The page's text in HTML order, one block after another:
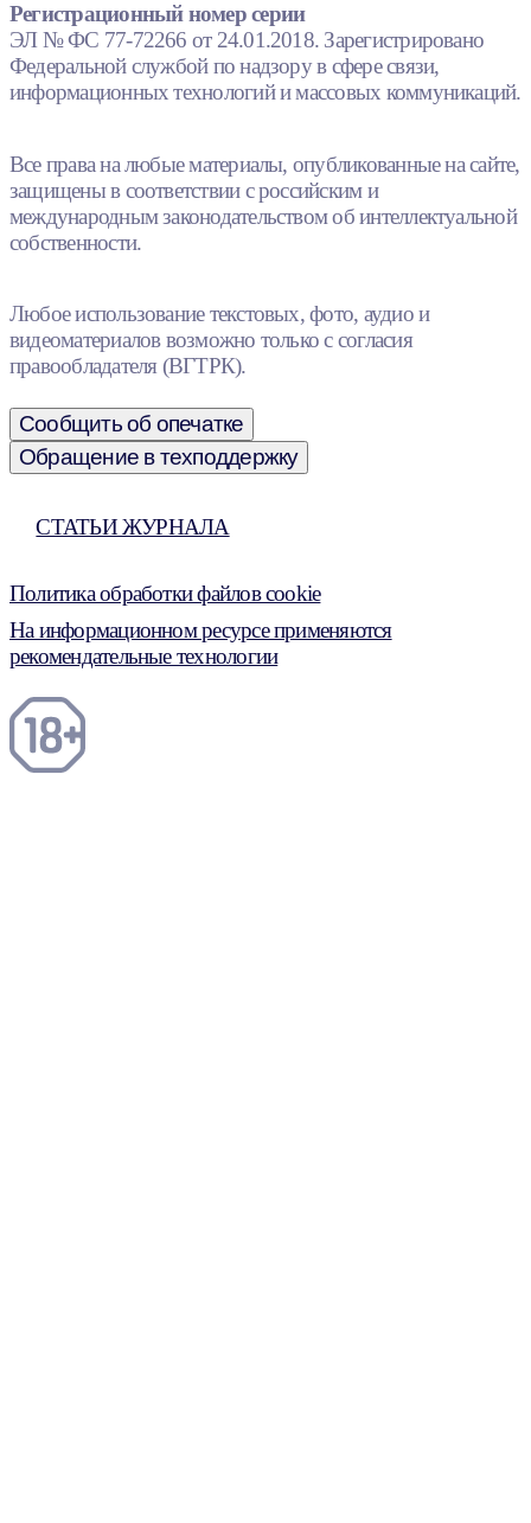
Регистрационный номер серии
ЭЛ № ФС 77-72266 от 24.01.2018. Зарегистрировано
Федеральной службой по надзору в сфере связи,
информационных технологий и массовых коммуникаций.
Все права на любые материалы, опубликованные на сайте,
защищены в соответствии с российским и
международным законодательством об интеллектуальной
собственности.
Любое использование текстовых, фото, аудио и
видеоматериалов возможно только с согласия
правообладателя (ВГТРК).
Сообщить об опечатке
Обращение в техподдержку
СТАТЬИ ЖУРНАЛА
Политика обработки файлов cookie
На информационном ресурсе применяются
рекомендательные технологии